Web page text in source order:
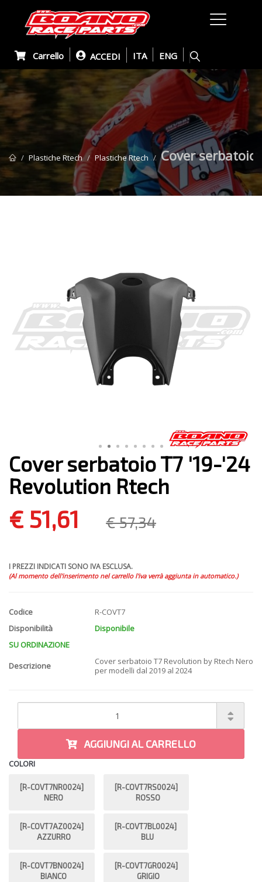
Carrello ACCEDI ITA ENG
Plastiche Rtech Plastiche Rtech Cover serbatoio
Cover serbatoio T7 '19-'24
Revolution Rtech
€ 51,61 € 57,34
I PREZZI INDICATI SONO IVA ESCLUSA.
(Al momento dell'inserimento nel carrello l'iva verrà aggiunta in automatico.)
Codice
R-COVT7
Disponibilità
Disponibile
SU ORDINAZIONE
Descrizione
Cover serbatoio T7 Revolution by Rtech Nero
per modelli dal 2019 al 2024
AGGIUNGI AL CARRELLO
COLORI
[R-COVT7NR0024]
NERO
[R-COVT7RS0024]
ROSSO
[R-COVT7AZ0024]
AZZURRO
[R-COVT7BL0024]
BLU
[R-COVT7BN0024]
BIANCO
[R-COVT7GR0024]
GRIGIO